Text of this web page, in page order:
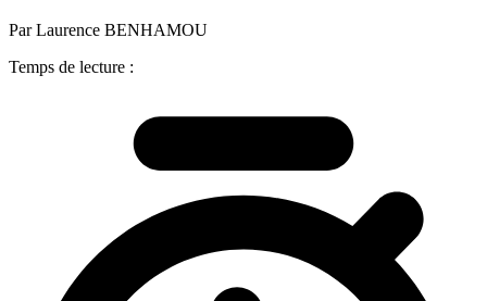
Par Laurence BENHAMOU
Temps de lecture :